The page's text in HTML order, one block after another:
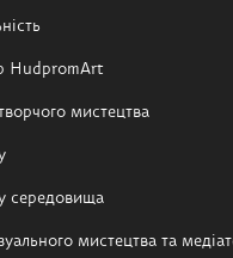
HudpromArt
мистецтва
середовища
мистецтва та